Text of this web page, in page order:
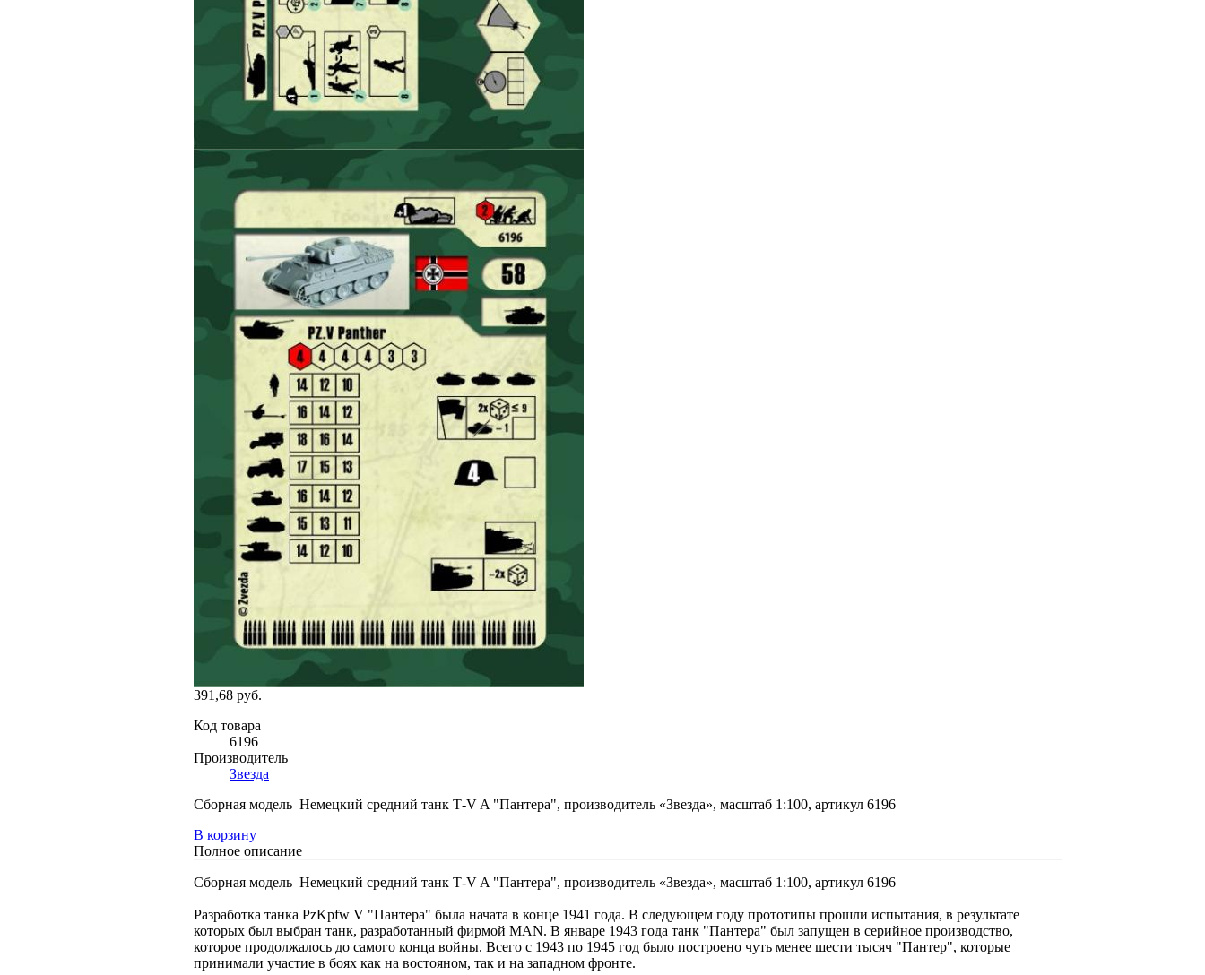
391,68 руб.
Код товара
6196
Производитель
Звезда
Сборная модель Немецкий средний танк Т-V A "Пантера", производитель «Звезда», масштаб 1:100, артикул 6196
В корзину
Полное описание
Сборная модель Немецкий средний танк Т-V A "Пантера", производитель «Звезда», масштаб 1:100, артикул 6196
Разработка танка PzKpfw V "Пантера" была начата в конце 1941 года. В следующем году прототипы прошли испытания, в результате
которых был выбран танк, разработанный фирмой MAN. В январе 1943 года танк "Пантера" был запущен в серийное производство,
которое продолжалось до самого конца войны. Всего с 1943 по 1945 год было построено чуть менее шести тысяч "Пантер", которые
принимали участие в боях как на востояном, так и на западном фронте.